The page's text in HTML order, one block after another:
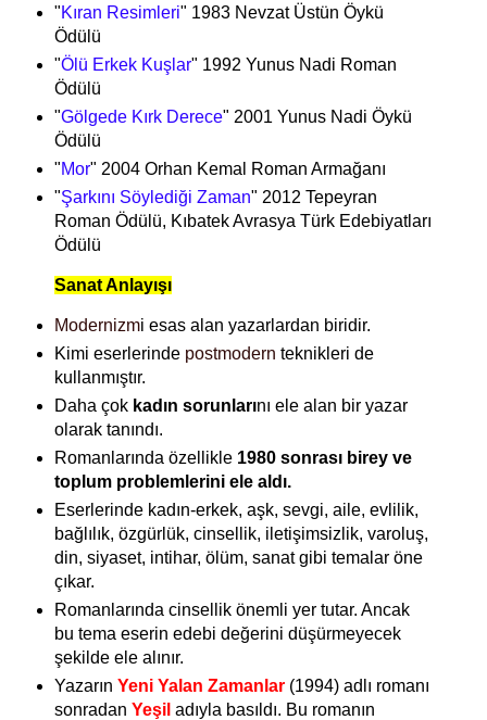
"Kıran Resimleri" 1983 Nevzat Üstün Öykü
Ödülü
"Ölü Erkek Kuşlar" 1992 Yunus Nadi Roman
Ödülü
"Gölgede Kırk Derece" 2001 Yunus Nadi Öykü
Ödülü
"Mor" 2004 Orhan Kemal Roman Armağanı
"Şarkını Söylediği Zaman" 2012 Tepeyran
Roman Ödülü, Kıbatek Avrasya Türk Edebiyatları
Ödülü
Sanat Anlayışı
Modernizmi esas alan yazarlardan biridir.
Kimi eserlerinde postmodern teknikleri de
kullanmıştır.
Daha çok kadın sorunlarını ele alan bir yazar
olarak tanındı.
Romanlarında özellikle 1980 sonrası birey ve
toplum problemlerini ele aldı.
Eserlerinde kadın-erkek, aşk, sevgi, aile, evlilik,
bağlılık, özgürlük, cinsellik, iletişimsizlik, varoluş,
din, siyaset, intihar, ölüm, sanat gibi temalar öne
çıkar.
Romanlarında cinsellik önemli yer tutar. Ancak
bu tema eserin edebi değerini düşürmeyecek
şekilde ele alınır.
Yazarın Yeni Yalan Zamanlar(1994) adlı romanı
sonradan Yeşil adıyla basıldı. Bu romanın